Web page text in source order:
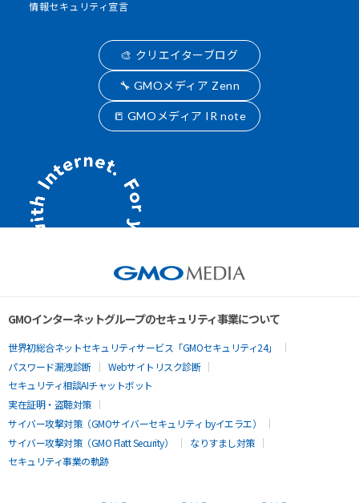
情報セキュリティ宣言
🎨 クリエイターブログ
🔧 GMOメディア Zenn
📒 GMOメディア IR note
GMOインターネットグループのセキュリティ事業について
世界初総合ネットセキュリティサービス「GMOセキュリティ24」
パスワード漏洩診断
Webサイトリスク診断
セキュリティ相談AIチャットボット
実在証明・盗聴対策
サイバー攻撃対策（GMOサイバーセキュリティ byイエラエ）
サイバー攻撃対策（GMO Flatt Security）
なりすまし対策
セキュリティ事業の軌跡